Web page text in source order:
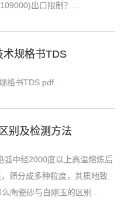
出口限制？...
术规格书TDS
白刚玉微粉产品技术规格书TDS pdf...
别及检测方法
弧中经2000度以上高温熔炼后
筛分成多种粒度，其质地致
陶瓷砂与白刚玉的区别...